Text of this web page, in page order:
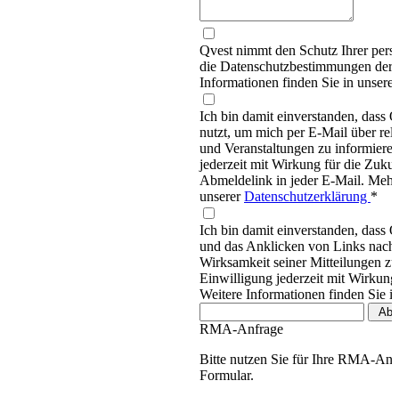
Qvest nimmt den Schutz Ihrer
die Datenschutzbestimmungen
Informationen finden Sie in
Ich bin damit einverstanden, dass
nutzt, um mich per E-Mail über
und Veranstaltungen zu
jederzeit mit Wirkung für die
Abmeldelink in jeder E-Mail.
unsererDatenschutzerklärung *
Ich bin damit einverstanden, dass
und das Anklicken von Links
Wirksamkeit seiner Mitteilungen
Einwilligung jederzeit mit
Weitere Informationen finden Sie
RMA-Anfrage
Bitte nutzen Sie für Ihre RMA-
Formular.